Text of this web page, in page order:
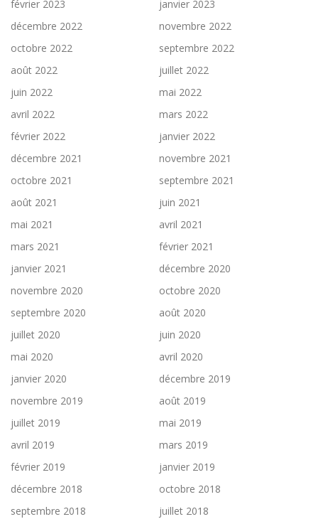
février 2023
janvier 2023
décembre 2022
novembre 2022
octobre 2022
septembre 2022
août 2022
juillet 2022
juin 2022
mai 2022
avril 2022
mars 2022
février 2022
janvier 2022
décembre 2021
novembre 2021
octobre 2021
septembre 2021
août 2021
juin 2021
mai 2021
avril 2021
mars 2021
février 2021
janvier 2021
décembre 2020
novembre 2020
octobre 2020
septembre 2020
août 2020
juillet 2020
juin 2020
mai 2020
avril 2020
janvier 2020
décembre 2019
novembre 2019
août 2019
juillet 2019
mai 2019
avril 2019
mars 2019
février 2019
janvier 2019
décembre 2018
octobre 2018
septembre 2018
juillet 2018